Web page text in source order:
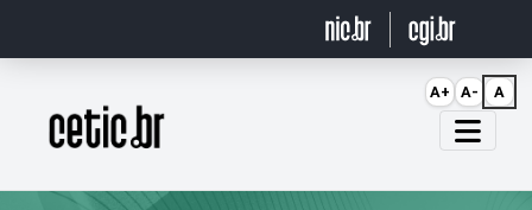
Página inicial
A+ A- A